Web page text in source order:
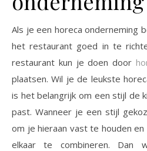
Als je een horeca onderneming
het restaurant goed in te
restaurant kun je doen door
plaatsen. Wil je de leukste
is het belangrijk om een stijl de
past. Wanneer je een stijl
om je hieraan vast te houden
elkaar te combineren.